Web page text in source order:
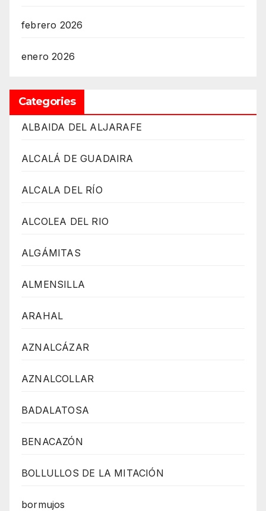
febrero 2026
enero 2026
Categories
ALBAIDA DEL ALJARAFE
ALCALÁ DE GUADAIRA
ALCALA DEL RÍO
ALCOLEA DEL RIO
ALGÁMITAS
ALMENSILLA
ARAHAL
AZNALCÁZAR
AZNALCOLLAR
BADALATOSA
BENACAZÓN
BOLLULLOS DE LA MITACIÓN
bormujos